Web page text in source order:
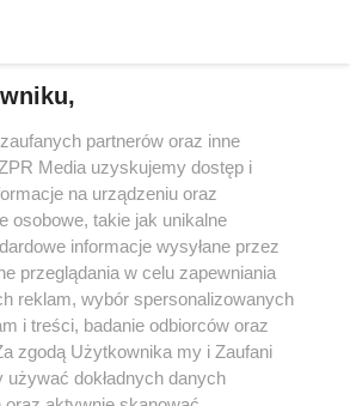
w serwisie nie może być powielany i
rozpowszechniany w jakikolwiek sposób (w
lub mechaniczny) na jakimkolwiek polu
formie, włącznie z umieszczaniem w
właściciela praw. Jakiekolwiek użycie lub
całości lub w części z naruszeniem prawa,
jest zabronione pod groźbą kary i może być
partnerów oraz inne
Media uzyskujemy dostęp i
na urządzeniu oraz
osobowe, takie jak unikalne
informacje wysyłane przez
przeglądania w celu zapewniania
reklam, wybór spersonalizowanych
i treści, badanie odbiorców oraz
zgodą Użytkownika my i Zaufani
dokładnych danych